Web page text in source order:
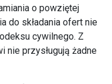
o powziętej
do składania ofert nie
cywilnego. Z
nie przysługują żadne